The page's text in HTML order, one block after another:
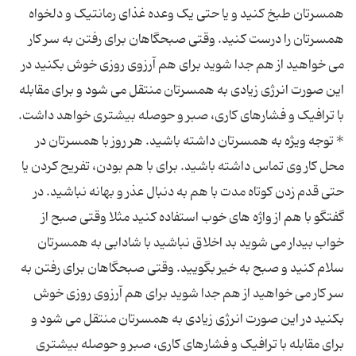
همسرتان طبخ کنید و یا حتی یک وعده غذای رمانتیک و دلخواه
همسرتان را درست کنید. وقتی صبحگاهان برای رفتن به سر کار
می خواهید از هم جدا شوید برای هم آرزوی روزی خوش بکنید در
این صورت انرژی زیادی به همسرتان منتقل می شود و برای مقابله
با ترافیک و فشارهای کاری، صبر و حوصله بیشتری خواهد داشت.
* توجه ویژه به همسرتان داشته باشید. هر روز با همسرتان در
محل کار وی تماس داشته باشید. برای با هم بودن، تفریح کردن یا
حتی قدم زدن کوتاه مدت با هم به دنبال عذر و بهانه نباشید. در
گفتگو با هم از واژه های خوب استفاده کنید مثلا وقتی صبح از
خواب بیدار می شوید بد اخلاق نباشید با شادابی به همسرتان
سلام کنید و صبح به خیر بگویید. وقتی صبحگاهان برای رفتن به
سر کار می خواهید از هم جدا شوید برای هم آرزوی روزی خوش
بکنید در این صورت انرژی زیادی به همسرتان منتقل می شود و
برای مقابله با ترافیک و فشارهای کاری، صبر و حوصله بیشتری